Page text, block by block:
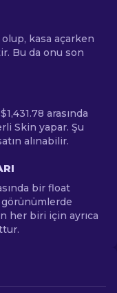
kasa açarken
Bu da onu son
arasında
Skin yapar. Şu
alınabilir.
bir float
her biri için ayrıca